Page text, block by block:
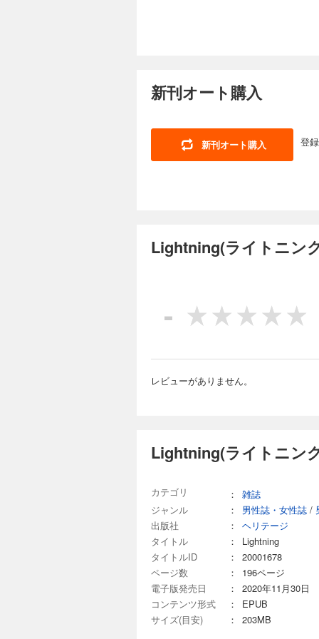
や好みに基づき、
ーンズ、シャツ、
POP UP SNAP モヒ
ます！ ネクストヴ
ゆるカウボーイたち
がり、単なるワーク
であり、ウエスタン
れているのです。
は、世界的にも「
いモノと暮らしてま
Fair」Lightning
Lightning 2025年
別企画として改めてアメリカンプロダ
ング VOL.162アイウエアブック EDITOR’S PICK CONTENTS 巻頭特集 男
PRODUCTS pure
ロン こうしてボク
CLUB Lightning通
我々が憧れて止まな
ものを長く使う続
タムしたりやリモ
介します。そして
誰にもジャマされない
録：Back Number Fair LIGHTNING 18年
予告 「Back
たいのが「軍パン
性もいいし何よりも
ージも。さらに、ジ
籍特別付録：Back Number Fair
く。 EDITOR’S
Model 最注目モデ
blue japan INDIGO
ルニア工務店
／次号予告 「Back
Lightning 2025
1,100円 (税込)
季節は春。春のコ
は、ワーク系かミ
番アイテムに改め
ーク＆ミリタリー
季おすすめのコー
いないスポットや
もお披露目しています。 電子書籍特別付録：Back Number Fair 別冊Lightning vol.228 男のハワ
新刊オート購入
新刊オート購入 登
Lightning(ライトニン
-
レビューがありません。
Lightning(ライトニン
カテゴリ ：
雑誌
ジャンル
： 男性誌・女性誌 /
出版社
：
ヘリテージ
タイトル
：
Lightning
タイトルID
：
20001678
ページ数
：
196ページ
電子版発売日
：
2020年11月30日
コンテンツ形式
：
EPUB
サイズ(目安)
： 203MB